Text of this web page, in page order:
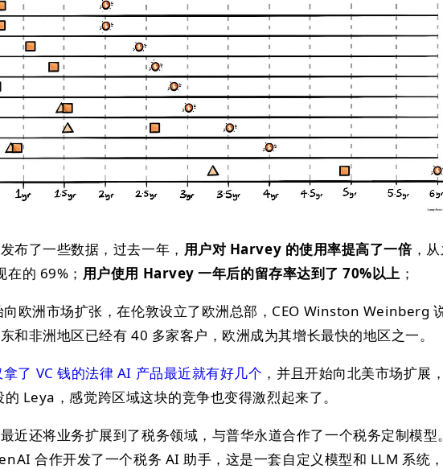
布了一些数据，过去一年， 用户对 Harvey 的使用率提高了一倍，从
的 69%； 用户使用 Harvey 一年后的留存率达到了 70%以上 ；
欧洲市场扩张，在伦敦设立了欧洲总部，CEO Winston Weinberg
和非洲地区已经有 40 多家客户，欧洲成为其增长最快的地区之一。
拿了 VC 钱的法律 AI 产品最近就有好几个 ，并且开始向北美市场扩展
Leya，感觉跨区域这块的竞争也变得激烈起来了。
近还将业务扩展到了税务领域，与普华永道合作了一个税务定制模型
合作开发了一个税务 AI 助手，这是一套自定义模型和 LLM 系统